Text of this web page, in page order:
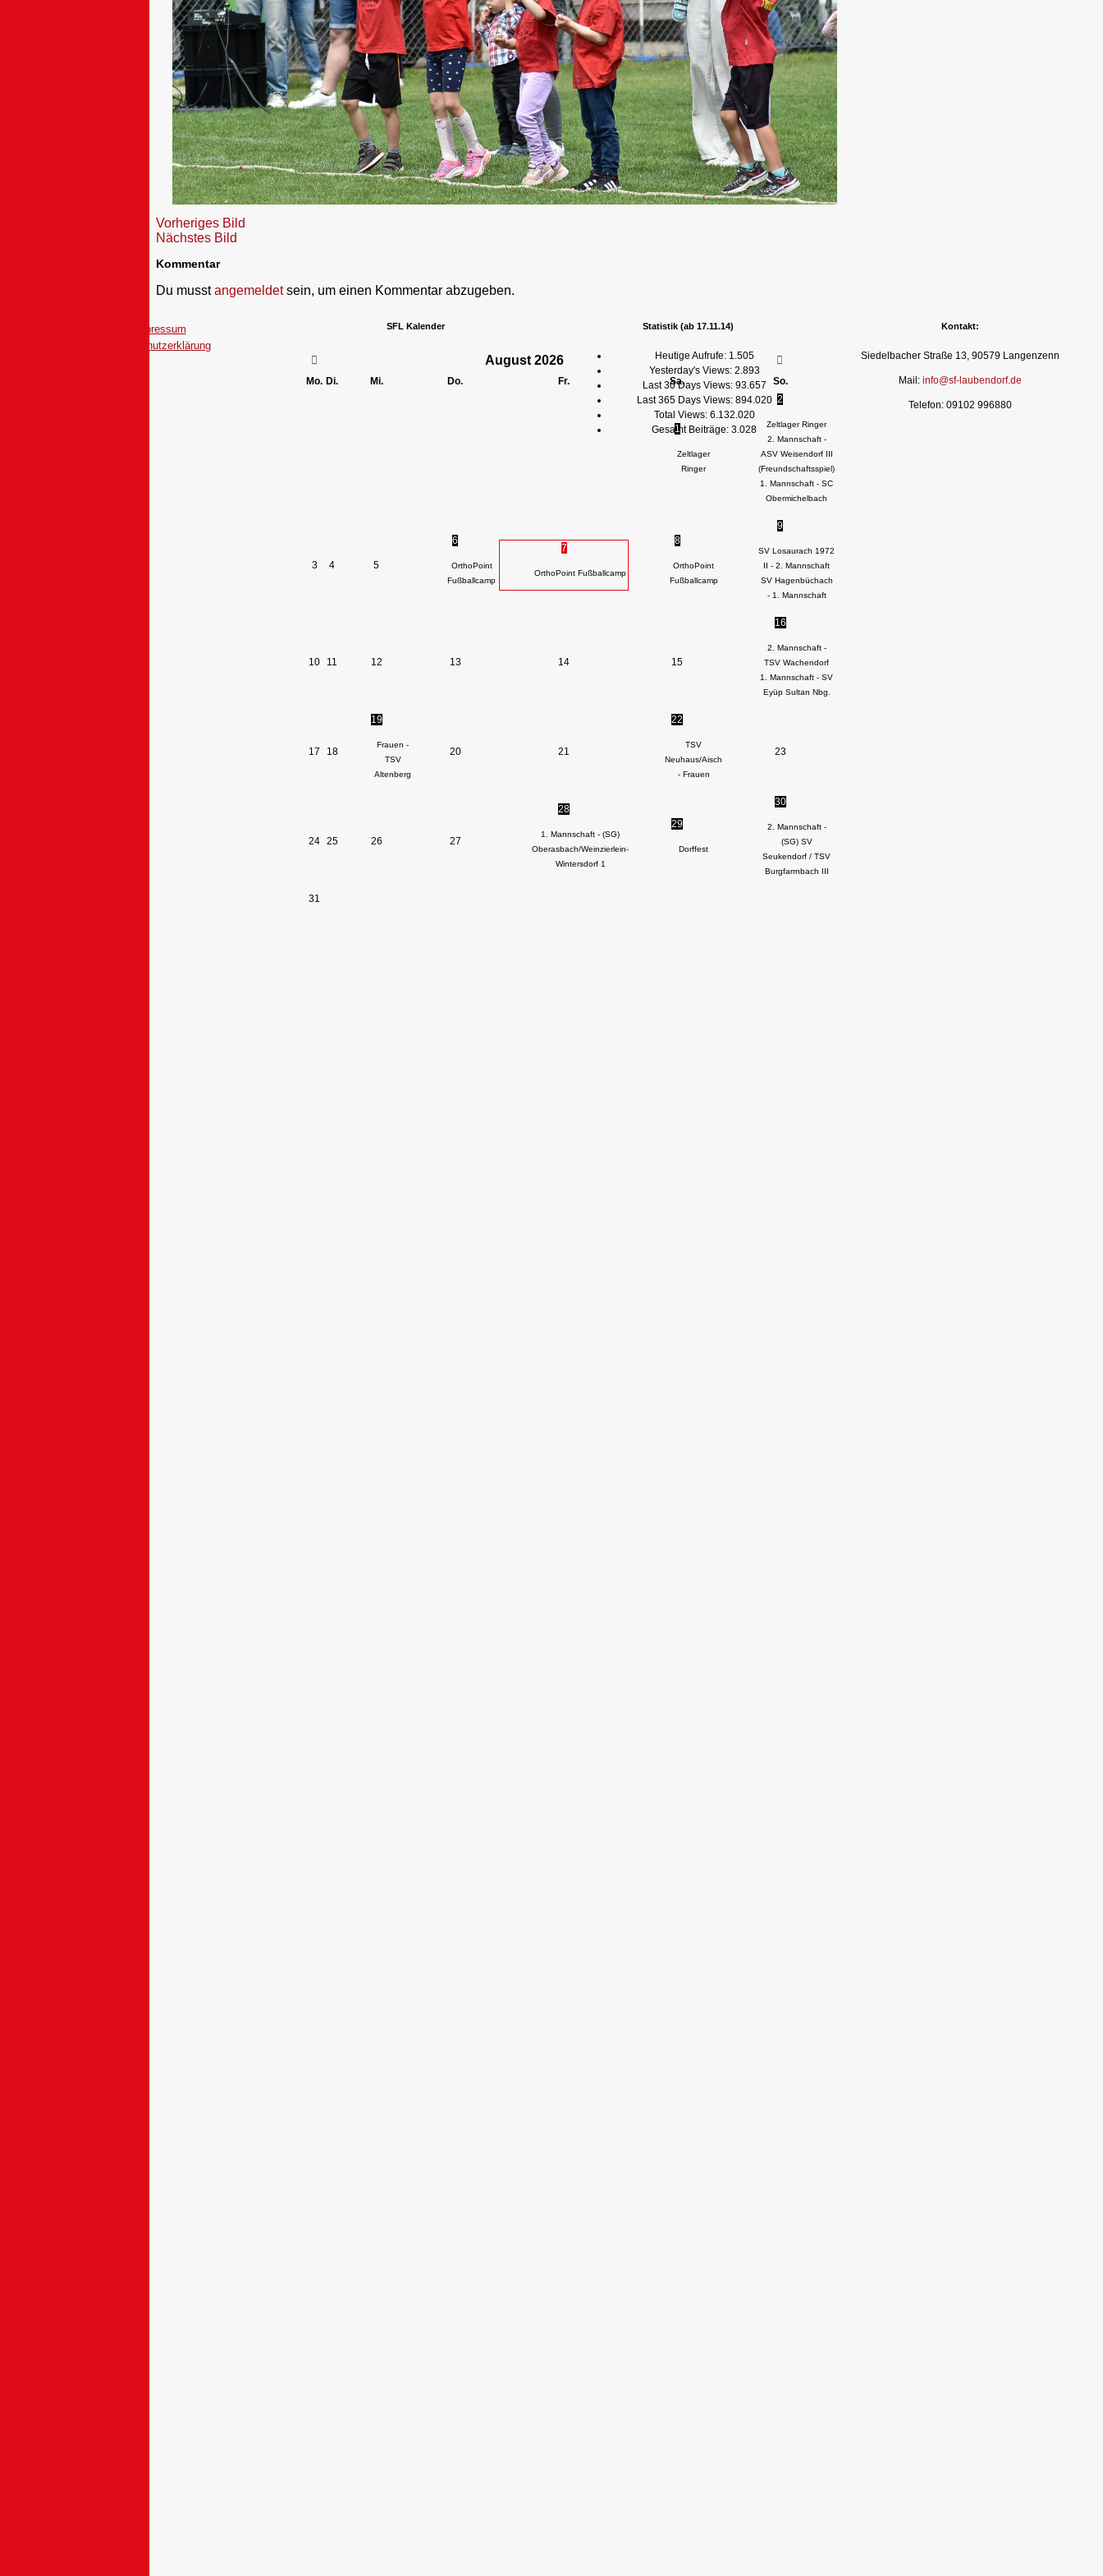
Vorheriges Bild
Nächstes Bild
Kommentar
Du musstangemeldetsein, um einen Kommentar abzugeben.
Impressum
Datenschutzerklärung
SFL Kalender
August 2026
Mo. Di. Mi. Do. Fr. Sa. So.
1
Zeltlager
Ringer
2
Zeltlager Ringer
2. Mannschaft -
ASV Weisendorf III
(Freundschaftsspiel)
1. Mannschaft - SC
Obermichelbach
3 4 5
6
OrthoPoint
Fußballcamp
7
OrthoPoint Fußballcamp
8
OrthoPoint
Fußballcamp
9
SV Losaurach 1972
II - 2. Mannschaft
SV Hagenbüchach
- 1. Mannschaft
10 11 12 13 14 15
16
2. Mannschaft -
TSV Wachendorf
1. Mannschaft - SV
Eyüp Sultan Nbg.
17 18
19
Frauen -
TSV
Altenberg
20 21
22
TSV
Neuhaus/Aisch
- Frauen
23
24 25 26 27
28
1. Mannschaft - (SG)
Oberasbach/Weinzierlein-
Wintersdorf 1
29
Dorffest
30
2. Mannschaft -
(SG) SV
Seukendorf / TSV
Burgfarrnbach III
31
Statistik (ab 17.11.14)
Heutige Aufrufe: 1.505
Yesterday's Views: 2.893
Last 30 Days Views: 93.657
Last 365 Days Views: 894.020
Total Views: 6.132.020
Gesamt Beiträge: 3.028
Kontakt:
Siedelbacher Straße 13, 90579 Langenzenn
Mail: info@sf-laubendorf.de
Telefon: 09102 996880